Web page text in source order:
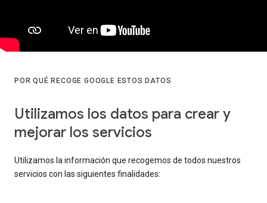
POR QUÉ RECOGE GOOGLE ESTOS DATOS
Utilizamos los datos para crear y
mejorar los servicios
Utilizamos la información que recogemos de todos nuestros
servicios con las siguientes finalidades: